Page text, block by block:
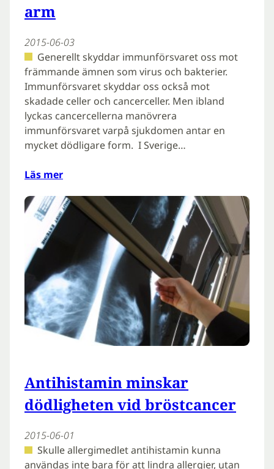
arm
2015-06-03
Generellt skyddar immunförsvaret oss mot
främmande ämnen som virus och bakterier.
Immunförsvaret skyddar oss också mot
skadade celler och cancerceller. Men ibland
lyckas cancercellerna manövrera
immunförsvaret varpå sjukdomen antar en
mycket dödligare form. I Sverige…
Läs mer
Antihistamin minskar
dödligheten vid bröstcancer
2015-06-01
Skulle allergimedlet antihistamin kunna
användas inte bara för att lindra allergier, utan